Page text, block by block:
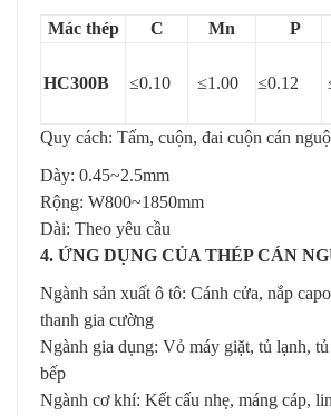
Mác thép C Mn P
HC300B ≤0.10 ≤1.00 ≤0.12
Quy cách: Tấm, cuộn, đai cuộn cán
Dày: 0.45~2.5mm
Rộng: W800~1850mm
Dài: Theo yêu cầu
4. ỨNG DỤNG CỦA THÉP CÁN
Ngành sản xuất ô tô: Cánh cửa, nắp
thanh gia cường
Ngành gia dụng: Vỏ máy giặt, tủ lạnh,
bếp
Ngành cơ khí: Kết cấu nhẹ, máng cáp,